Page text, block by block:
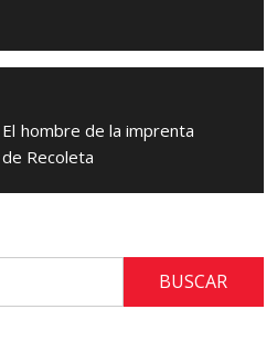
hombre de la imprenta
Recoleta